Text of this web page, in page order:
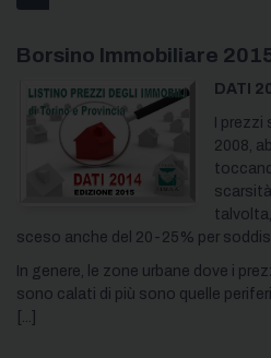
Borsino Immobiliare
DATI
I
2008,
sceso anche del 20-25% per
In genere, le zone urbane dove i
sono calati di più sono quelle
[...]